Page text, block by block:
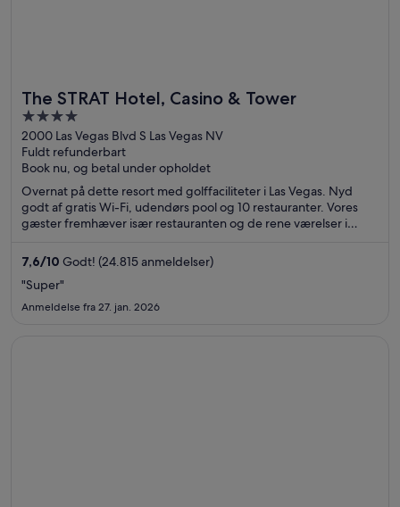
The STRAT Hotel, Casino & Tower
4
out
of
5
2000 Las Vegas Blvd S Las Vegas NV
Fuldt refunderbart
Book nu, og betal under opholdet
Overnat på dette resort med golffaciliteter i Las Vegas. Nyd
godt af gratis Wi-Fi, udendørs pool og 10 restauranter. Vores
gæster fremhæver især restauranten og de rene værelser i
Casino at Circus Circus ligger i nærheden.
7,6/10 Godt! (24.815 anmeldelser)
"Super"
Anmeldelse fra 27. jan. 2026